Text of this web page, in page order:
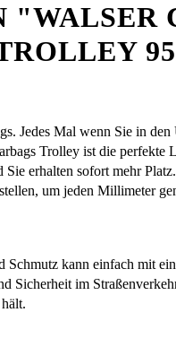
Jedes Mal wenn Sie in
Trolley ist die perfekte
erhalten sofort mehr
um jeden Millimeter
kann einfach mit
Sicherheit im